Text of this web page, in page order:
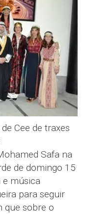
Cee de traxes
Safa na
de domingo 15
e música
para seguir
que sobre o